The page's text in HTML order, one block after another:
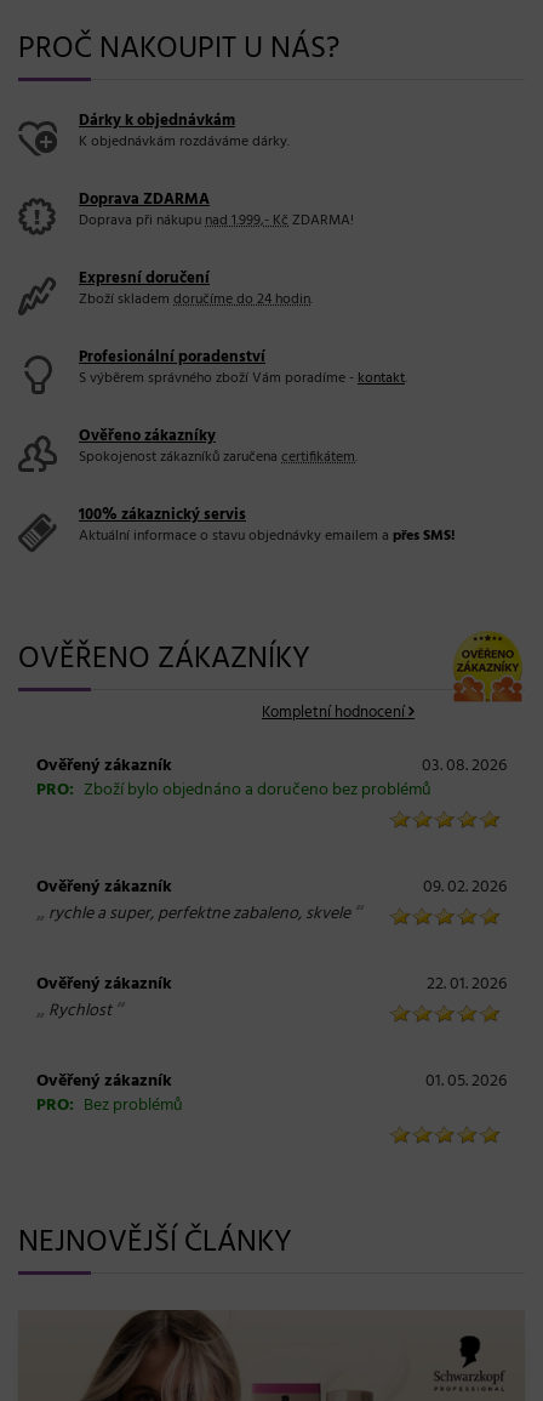
PROČ NAKOUPIT U NÁS?
Dárky k objednávkám
K objednávkám rozdáváme dárky.
Doprava ZDARMA
Doprava při nákupunad 1.999,- KčZDARMA!
Expresní doručení
Zboží skladem doručíme do 24 hodin.
Profesionální poradenství
S výběrem správného zboží Vám poradíme -kontakt.
Ověřeno zákazníky
Spokojenost zákazníků zaručena certifikátem.
100% zákaznický servis
Aktuální informace o stavu objednávky emailem a přes SMS!
OVĚŘENO ZÁKAZNÍKY
Kompletní hodnocení
Ověřený zákazník
03. 08. 2026
PRO: Zboží bylo objednáno a doručeno bez problémů
Ověřený zákazník 09. 02. 2026
„ rychle a super, perfektne zabaleno, skvele“
Ověřený zákazník 22. 01. 2026
„ Rychlost“
Ověřený zákazník
01. 05. 2026
PRO: Bez problémů
NEJNOVĚJŠÍ ČLÁNKY